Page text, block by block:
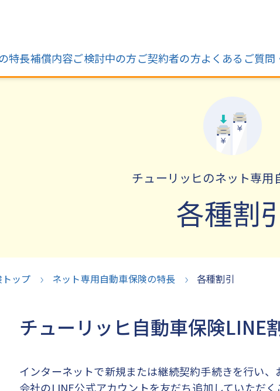
特長補償内容ご検討中の方ご契約者の方よくあるご質問
チューリッヒのネット専用
各種割
ップ ネット専用自動車保険の特長 各種割引
チューリッヒ自動車保険LINE
インターネットで新規または継続契約手続きを行い
会社のLINE公式アカウントを友だち追加していただ